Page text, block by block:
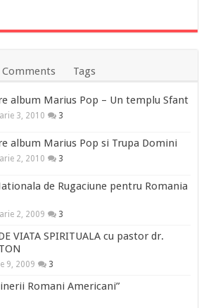
Comments Tags
album Marius Pop – Un templu Sfant
3, 2010 3
album Marius Pop si Trupa Domini
2, 2010 3
de Rugaciune pentru Romania
2, 2009 3
VIATA SPIRITUALA cu pastor dr.
9, 2009 3
Romani Americani”